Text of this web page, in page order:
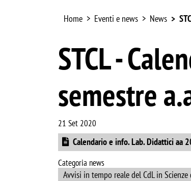
Home Eventi e news News
STCL -
semestre
21 Set 2020
Document
Calendario e info. Lab. Didattici aa
Categoria news
Avvisi in tempo reale del CdL in